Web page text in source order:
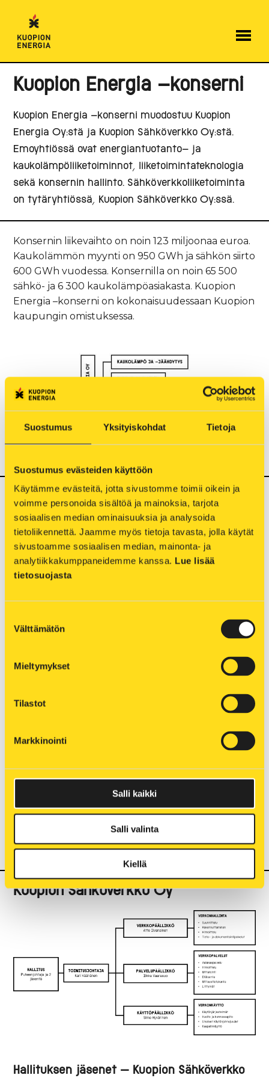
Suostumus Yksityiskohdat Tietoja
Suostumus evästeiden käyttöön
Käytämme evästeitä, jotta sivustomme toimii oikein ja
voimme personoida sisältöä ja mainoksia, tarjota
sosiaalisen median ominaisuuksia ja analysoida
tietoliikennettä. Jaamme myös tietoja tavasta, jolla käytät
sivustoamme sosiaalisen median, mainonta- ja
analytiikkakumppaneidemme kanssa. Lue lisää
tietosuojasta
valinta
Välttämätön
Mieltymykset
Tilastot
Markkinointi
Salli kaikki
Salli valinta
Kiellä
sisältöön
Kuopion Energia -konserni
Kuopion Energia -konserni muodostuu Kuopion
Energia Oy:stä ja Kuopion Sähköverkko Oy:stä.
Emoyhtiössä ovat energiantuotanto- ja
kaukolämpöliiketoiminnot, liiketoimintateknologia
sekä konsernin hallinto. Sähköverkkoliiketoiminta
on tytäryhtiössä, Kuopion Sähköverkko Oy:ssä.
Konsernin liikevaihto on noin 123 miljoonaa euroa.
Kaukolämmön myynti on 950 GWh ja sähkön siirto
600 GWh vuodessa. Konsernilla on noin 65 500
sähkö- ja 6 300 kaukolämpöasiakasta. Kuopion
Energia –konserni on kokonaisuudessaan Kuopion
kaupungin omistuksessa.
Kuopion Energia Oy
Hallituksen jäsenet – Kuopion Energia Oy
vaikuttajaviestinnän asiantuntija
tapahtumajärjestäjä, yrittäjä
, DI, yrittäjä
Markku Rossi, maakuntaneuvos
, KTM, HTM
Kai Virtanen, toimitusjohtaja
Kuopion Sähköverkko Oy
Hallituksen jäsenet – Kuopion Sähköverkko